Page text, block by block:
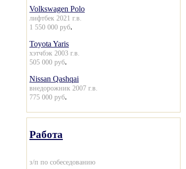
Volkswagen Polo
лифтбек 2021 г.в.
1 550 000 руб.
Toyota Yaris
хэтчбэк 2003 г.в.
505 000 руб.
Nissan Qashqai
внедорожник 2007 г.в.
775 000 руб.
Работа
з/п по собеседованию